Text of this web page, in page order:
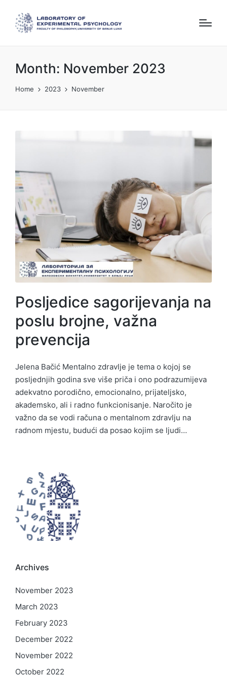
Month: November 2023
Home 2023 November
Posljedice sagorijevanja na
poslu brojne, važna
prevencija
Jelena Bačić Mentalno zdravlje je tema o kojoj se
posljednjih godina sve više priča i ono podrazumijeva
adekvatno porodično, emocionalno, prijateljsko,
akademsko, ali i radno funkcionisanje. Naročito je
važno da se vodi računa o mentalnom zdravlju na
radnom mjestu, budući da posao kojim se ljudi…
Archives
November 2023
March 2023
February 2023
December 2022
November 2022
October 2022